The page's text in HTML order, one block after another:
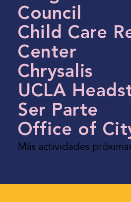
Council
Child Care
Center
Chrysalis
UCLA
Ser Parte
Office of
Más actividades